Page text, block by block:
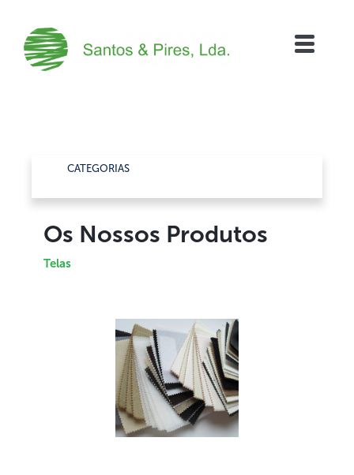
CATEGORIAS
Os Nossos Produtos
Telas